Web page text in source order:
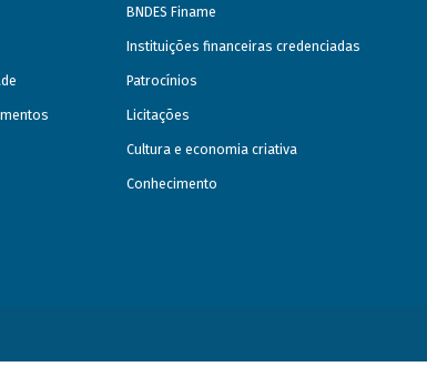
BNDES Finame
Instituições financeiras credenciadas
Patrocínios
Licitações
Cultura e economia criativa
Conhecimento